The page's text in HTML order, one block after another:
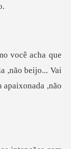
,não beijo... Vai